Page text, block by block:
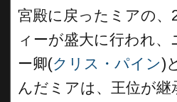
宮殿に戻ったミアの、
ィーが盛大に行われ、
ー卿(クリス・パイン)
んだミアは、王位が継